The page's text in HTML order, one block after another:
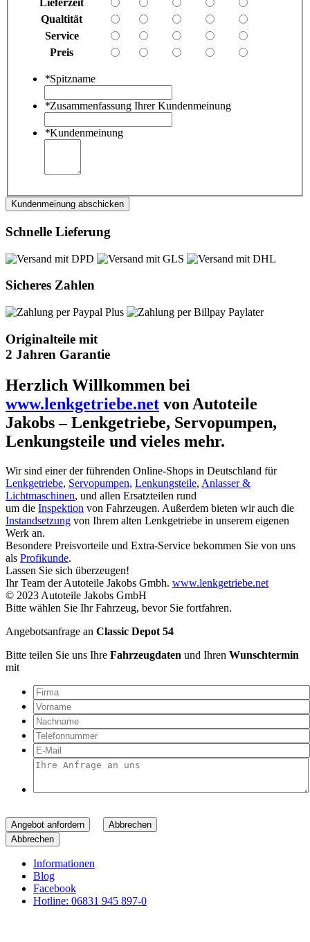
Lieferzeit
Qualtität
Service
Preis
*Spitzname
*Zusammenfassung Ihrer Kundenmeinung
*Kundenmeinung
Kundenmeinung abschicken
Schnelle Lieferung
Sicheres Zahlen
Originalteile mit
2 Jahren Garantie
Herzlich Willkommen bei
www.lenkgetriebe.net von Autoteile
Jakobs – Lenkgetriebe, Servopumpen,
Lenkungsteile und vieles mehr.
Wir sind einer der führenden Online-Shops in Deutschland für
Lenkgetriebe, Servopumpen, Lenkungsteile, Anlasser &
Lichtmaschinen, und allen Ersatzteilen rund
um die Inspektion von Fahrzeugen. Außerdem bieten wir auch die
Instandsetzung von Ihrem alten Lenkgetriebe in unserem eigenen
Werk an.
Besondere Preisvorteile und Extra-Service bekommen Sie von uns
als Profikunde.
Lassen Sie sich überzeugen!
Ihr Team der Autoteile Jakobs Gmbh. www.lenkgetriebe.net
© 2023 Autoteile Jakobs GmbH
Bitte wählen Sie Ihr Fahrzeug, bevor Sie fortfahren.
Angebotsanfrage an Classic Depot 54
Bitte teilen Sie uns Ihre Fahrzeugdaten und Ihren Wunschtermin
mit
Angebot anfordern
Abbrechen
Abbrechen
Informationen
Blog
Facebook
Hotline: 06831 945 897-0